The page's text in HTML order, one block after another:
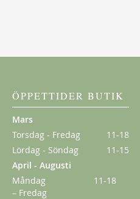
ÖPPETTIDER BUTIK
Mars
Torsdag - Fredag
11-18
Lördag - Söndag
11-15
April - Augusti
Måndag
– Fredag
11-18